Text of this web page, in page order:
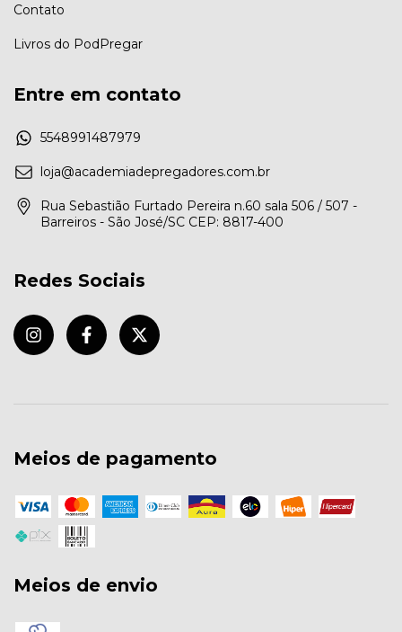
Contato
Livros do PodPregar
Entre em contato
5548991487979
loja@academiadepregadores.com.br
Rua Sebastião Furtado Pereira n.60 sala 506 / 507 -
Barreiros - São José/SC CEP: 8817-400
Redes Sociais
Meios de pagamento
Meios de envio